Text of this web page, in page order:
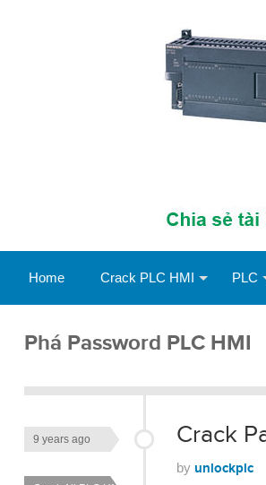
Home Crack PLC HMI PLC
Phá Password PLC HMI
Crack
9 years ago
by unlockplc